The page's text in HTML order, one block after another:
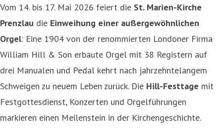
Vom 14. bis 17. Mai 2026 feiert die St. Marien-Kirche
Prenzlau die Einweihung einer außergewöhnlichen
Orgel: Eine 1904 von der renommierten Londoner Firma
William Hill & Son erbaute Orgel mit 38 Registern auf
drei Manualen und Pedal kehrt nach jahrzehntelangem
Schweigen zu neuem Leben zurück. Die Hill-Festtage mit
Festgottesdienst, Konzerten und Orgelführungen
markieren einen Meilenstein in der Kirchengeschichte.